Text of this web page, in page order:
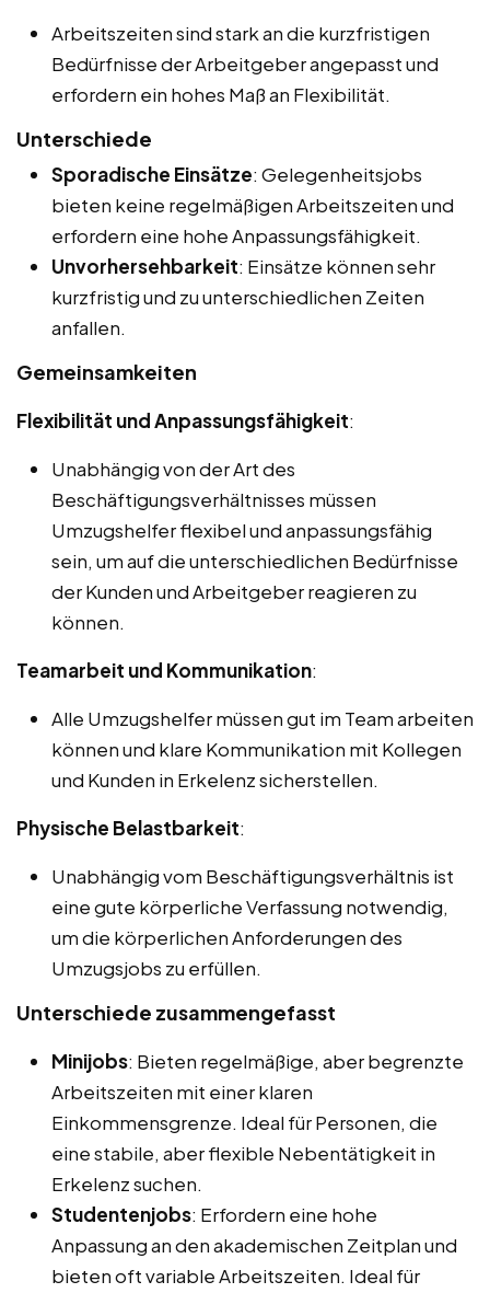
Arbeitszeiten sind stark an die kurzfristigen
Bedürfnisse der Arbeitgeber angepasst und
erfordern ein hohes Maß an Flexibilität.
Unterschiede
Sporadische Einsätze: Gelegenheitsjobs
bieten keine regelmäßigen Arbeitszeiten und
erfordern eine hohe Anpassungsfähigkeit.
Unvorhersehbarkeit: Einsätze können sehr
kurzfristig und zu unterschiedlichen Zeiten
anfallen.
Gemeinsamkeiten
Flexibilität und Anpassungsfähigkeit:
Unabhängig von der Art des
Beschäftigungsverhältnisses müssen
Umzugshelfer flexibel und anpassungsfähig
sein, um auf die unterschiedlichen Bedürfnisse
der Kunden und Arbeitgeber reagieren zu
können.
Teamarbeit und Kommunikation:
Alle Umzugshelfer müssen gut im Team arbeiten
können und klare Kommunikation mit Kollegen
und Kunden in Erkelenz sicherstellen.
Physische Belastbarkeit:
Unabhängig vom Beschäftigungsverhältnis ist
eine gute körperliche Verfassung notwendig,
um die körperlichen Anforderungen des
Umzugsjobs zu erfüllen.
Unterschiede zusammengefasst
Minijobs: Bieten regelmäßige, aber begrenzte
Arbeitszeiten mit einer klaren
Einkommensgrenze. Ideal für Personen, die
eine stabile, aber flexible Nebentätigkeit in
Erkelenz suchen.
Studentenjobs: Erfordern eine hohe
Anpassung an den akademischen Zeitplan und
bieten oft variable Arbeitszeiten. Ideal für